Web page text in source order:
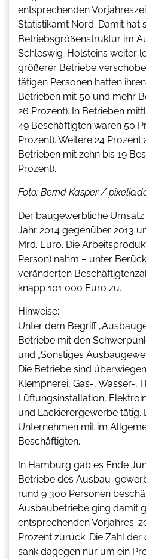
entsprechenden
Statistikamt Nord. Damit hat
Betriebsgrößenstruktur im
Schleswig-Holsteins weiter
größerer Betriebe
tätigen Personen hatten
Betrieben mit 50 und mehr
26 Prozent). In Betrieben
49 Beschäftigten waren 50
Prozent). Weitere 24
Betrieben mit zehn bis 19
Prozent).
Foto: Bernd Kasper /
Der baugewerbliche
Jahr 2014 gegenüber 2013
Mrd. Euro. Die
Person) nahm – unter
veränderten
knapp 101 000 Euro zu.
Hinweise:
Unter dem Begriff
Betriebe mit den
und „Sonstiges
Die Betriebe sind
Klempnerei, Gas-, Wasser-,
Lüftungsinstallation,
und Lackierergewerbe tätig.
Unternehmen mit im
Beschäftigten.
In Hamburg gab es Ende
Betriebe des Ausbau-
rund 9 300 Personen
Ausbaubetriebe ging damit
entsprechenden Vorjahres-
Prozent zurück. Die Zahl
sank dagegen nur um ein